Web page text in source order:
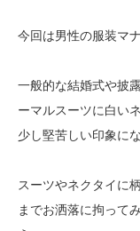
今回は男性の服装マ
一般的な結婚式や披
ーマルスーツに白い
少し堅苦しい印象に
スーツやネクタイに
までお洒落に拘って